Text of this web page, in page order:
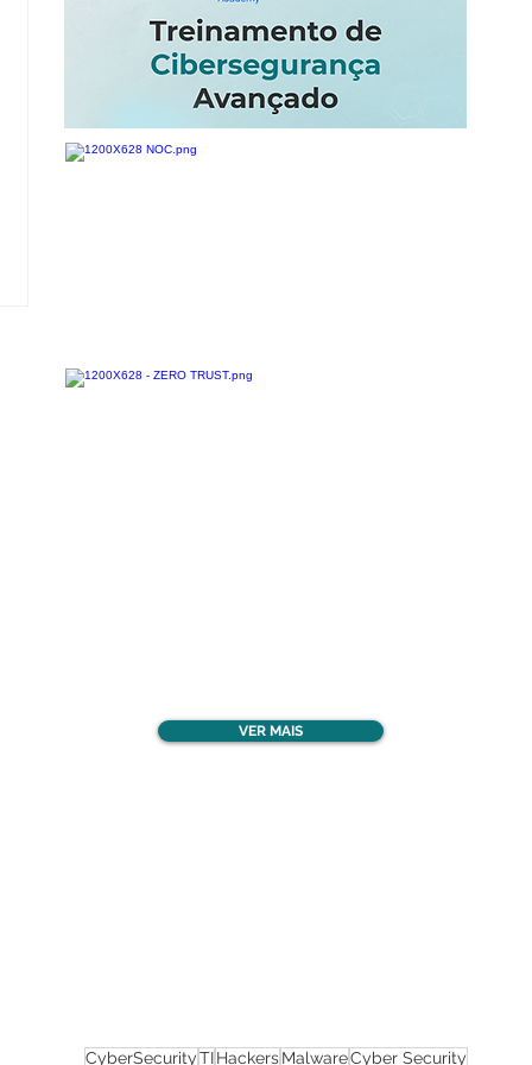
VER MAIS
CyberSecurityTI Hackers MalwareCyber Security